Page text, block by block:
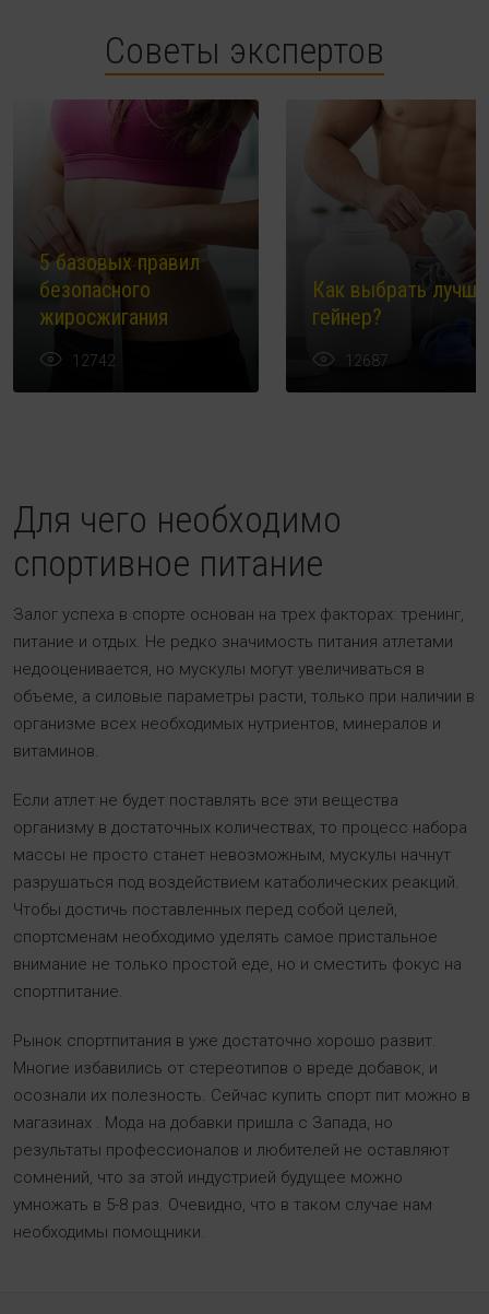
Советы экспертов
5 базовых правил
безопасного
жиросжигания
12742
Как выбрать
гейнер?
12687
Для чего необходимо
спортивное питание
Залог успеха в спорте основан на трех факторах: тренинг,
питание и отдых. Не редко значимость питания атлетами
недооценивается, но мускулы могут увеличиваться в
объеме, а силовые параметры расти, только при наличии в
организме всех необходимых нутриентов, минералов и
витаминов.
Если атлет не будет поставлять все эти вещества
организму в достаточных количествах, то процесс набора
массы не просто станет невозможным, мускулы начнут
разрушаться под воздействием катаболических реакций.
Чтобы достичь поставленных перед собой целей,
спортсменам необходимо уделять самое пристальное
внимание не только простой еде, но и сместить фокус на
спортпитание.
Рынок спортпитания в уже достаточно хорошо развит.
Многие избавились от стереотипов о вреде добавок, и
осознали их полезность. Сейчас купить спорт пит можно в
магазинах . Мода на добавки пришла с Запада, но
результаты профессионалов и любителей не оставляют
сомнений, что за этой индустрией будущее можно
умножать в 5-8 раз. Очевидно, что в таком случае нам
необходимы помощники.